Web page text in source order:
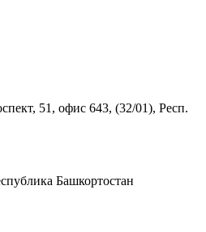
51, офис 643, (32/01), Респ.
Башкортостан